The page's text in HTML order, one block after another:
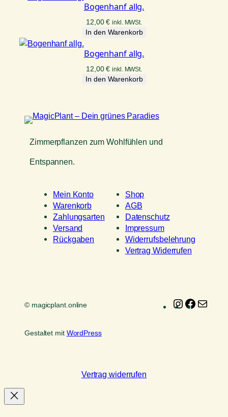
Bogenhanf allg.
12,00€ inkl. MWSt.
In den Warenkorb
Bogenhanf allg.
12,00€ inkl. MWSt.
In den Warenkorb
Zimmerpflanzen zum Wohlfühlen und
Entspannen.
Mein Konto
Warenkorb
Zahlungsarten
Versand
Rückgaben
Shop
AGB
Datenschutz
Impressum
Widerrufsbelehrung
Vertrag Widerrufen
© magicplant.online Instagram
Gestaltet mit WordPress
Vertrag widerrufen